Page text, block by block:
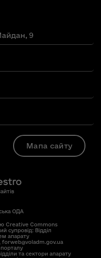
9
Мапа сайту
ОДА
Creative Commons
супровід: Відділ
апарату
forweb@voladm.gov.ua
порталу
та сектори апарату